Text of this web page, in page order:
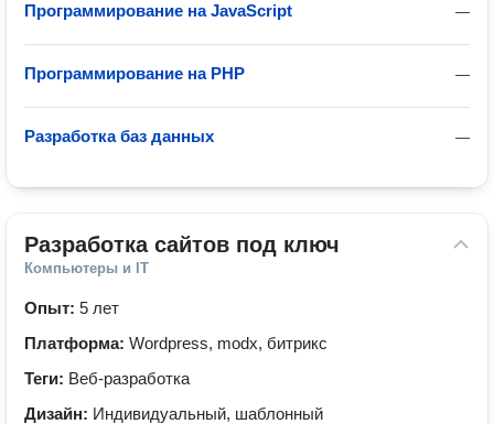
—
Программирование на JavaScript
—
Программирование на PHP
—
Разработка баз данных
Разработка сайтов под ключ
Компьютеры и IT
Опыт: 5 лет
Платформа: Wordpress, modx, битрикс
Теги: Веб-разработка
Дизайн: Индивидуальный, шаблонный